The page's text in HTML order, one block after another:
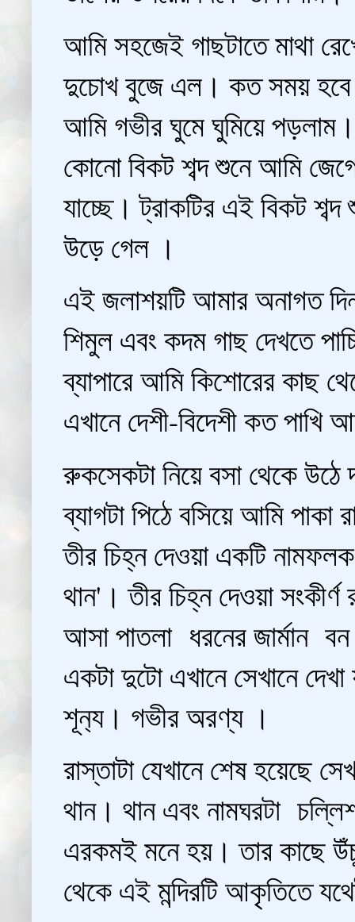
আমি সহজেই গাছটাতে মাথা
দুচোখ বুজে এল। কত সময় হবে
আমি গভীর ঘুমে ঘুমিয়ে
কোনো বিকট শব্দ শুনে আমি
যাচ্ছে। ট্রাকটির এই বিকট
উড়ে গেল ।
এই জলাশয়টি আমার অনাগত
শিমুল এবং কদম গাছ দেখতে
ব্যাপারে আমি কিশোরের কাছ
এখানে দেশী-বিদেশী কত পাখি
রুকসেকটা নিয়ে বসা থেকে উঠে
ব্যাগটা পিঠে বসিয়ে আমি পাকা
তীর চিহ্ন দেওয়া একটি
থান'। তীর চিহ্ন দেওয়া
আসা পাতলা ধরনের জার্মান
একটা দুটো এখানে সেখানে
শূন‍্য। গভীর অরণ্য ।
রাস্তাটা যেখানে শেষ হয়েছে
থান। থান এবং নামঘরটা
এরকমই মনে হয়। তার কাছে উঁচু
থেকে এই মন্দিরটি আকৃতিতে